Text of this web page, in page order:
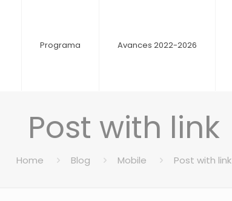
Programa Avances 2022-2026
Post with link
Home Blog Mobile Post with link